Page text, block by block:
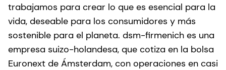
trabajamos para crear lo que es esencial para la
vida, deseable para los consumidores y más
sostenible para el planeta. dsm-firmenich es una
empresa suizo-holandesa, que cotiza en la bolsa
Euronext de Ámsterdam, con operaciones en casi